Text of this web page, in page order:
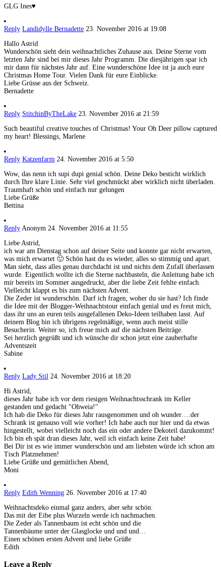
GLG Ines♥
Reply Landidylle Bernadette 23. November 2016 at 19:08
Hallo Astrid
Wunderschön sieht dein weihnachtliches Zuhause aus. Deine Sterne vom
letzten Jahr sind bei mir dieses Jahr Programm. Die diesjährigen spar ich
mir dann für nächstes Jahr auf. Eine wunderschöne Idee ist ja auch eure
Christmas Home Tour. Vielen Dank für eure Einblicke.
Liebe Grüsse aus der Schweiz.
Bernadette
Reply StitchinByTheLake 23. November 2016 at 21:59
Such beautiful creative touches of Christmas! Your Oh Deer pillow captured
my heart! Blessings, Marlene
Reply Katzenfarm 24. November 2016 at 5:50
Wow, das nenn ich supi dupi genial schön. Deine Deko besticht wirklich
durch Ihre klare Linie. Sehr viel geschmückt aber wirklich nicht überladen.
Traumhaft schön und einfach nur gelungen
Liebe Grüße
Bettina
Reply Anonym 24. November 2016 at 11:55
Liebe Astrid,
ich war am Dienstag schon auf deiner Seite und konnte gar nicht erwarten,
was mich erwartet 🙂 Schön hast du es wieder, alles so stimmig und apart.
Man sieht, dass alles genau durchdacht ist und nichts dem Zufall überlassen
wurde. Eigentlich wollte ich die Sterne nachbasteln, die Anleitung habe ich
mir bereits im Sommer ausgedruckt, aber die liebe Zeit fehlte einfach.
Vielleicht klappt es bis zum nächsten Advent.
Die Zeder ist wunderschön. Darf ich fragen, woher du sie hast? Ich finde
die Idee mit der Blogger-Weihnachtstour einfach genial und es freut mich,
dass ihr uns an euren teils ausgefallenen Deko-Ideen teilhaben lasst. Auf
deinem Blog bin ich übrigens regelmäßige, wenn auch meist stille
Besucherin. Weiter so, ich freue mich auf die nächsten Beiträge.
Sei herzlich gegrüßt und ich wünsche dir schon jetzt eine zauberhafte
Adventszeit
Sabine
Reply Lady Stil 24. November 2016 at 18:20
Hi Astrid,
dieses Jahr habe ich vor dem riesigen Weihnachtsschrank im Keller
gestanden und gedacht "Ohweia!"
Ich hab die Deko für dieses Jahr rausgenommen und oh wunder….der
Schrank ist genauso voll wie vorher! Ich habe auch nur hier und da etwas
hingestellt, wobei vielleicht noch das ein oder andere Dekoteil dazukommt!
Ich bin eh spät dran dieses Jahr, weil ich einfach keine Zeit habe!
Bei Dir ist es wie immer wunderschön und am liebsten würde ich schon am
Tisch Platznehmen!
Liebe Grüße und gemütlichen Abend,
Moni
Reply Edith Wenning 26. November 2016 at 17:40
Weihnachtsdeko einmal ganz anders, aber sehr schön.
Das mit der Eibe plus Wurzeln werde ich nachmachen.
Die Zeder als Tannenbaum ist echt schön und die
Tannenbäume unter der Glasglocke und und und…
Einen schönen ersten Advent und liebe Grüße
Edith
Leave a Reply